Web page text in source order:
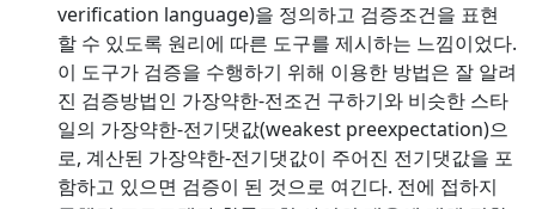
verification language)을 정의하고 검증조건을 표현
할 수 있도록 원리에 따른 도구를 제시하는 느낌이었다.
이 도구가 검증을 수행하기 위해 이용한 방법은 잘 알려
진 검증방법인 가장약한-전조건 구하기와 비슷한 스타
일의 가장약한-전기댓값(weakest preexpectation)으
로, 계산된 가장약한-전기댓값이 주어진 전기댓값을 포
함하고 있으면 검증이 된 것으로 여긴다. 전에 접하지